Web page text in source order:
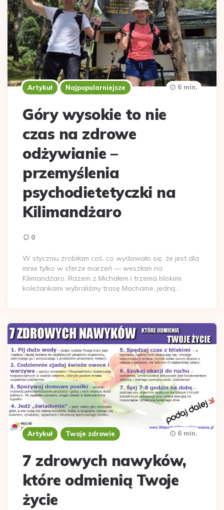
Artykuł Najpopularniejsze
Góry wysokie to nie
czas na zdrowe
odżywianie –
przemyślenia
psychodietetyczki na
Kilimandżaro
0
6 min.
W styczniu zrobiłam coś, co wydawało się, że jest dla
mnie tylko w sferze marzeń — weszłam na
Kilimandżaro. Razem z Michałem i trzema bliskimi
koleżankami wybraliśmy trasę Machame, jedną…
Artykuł Twoje zdrowie
7 zdrowych nawyków,
które odmienią Twoje
życie
6 min.